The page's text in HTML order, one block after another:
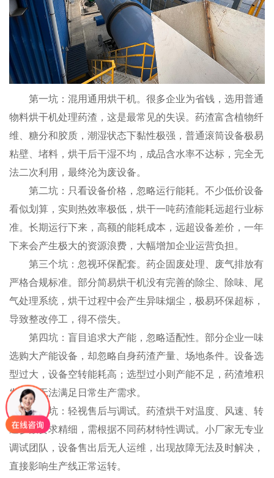
第一坑：混用通用烘干机。很多企业为省钱，选用普通
物料烘干机处理药渣，这是最常见的失误。药渣富含植物纤
维、糖分和胶质，潮湿状态下黏性极强，普通滚筒设备极易
粘壁、堵料，烘干后干湿不均，成品含水率不达标，完全无
法二次利用，最终沦为废设备。
第二坑：只看设备价格，忽略运行能耗。不少低价设备
看似划算，实则热效率极低，烘干一吨药渣能耗远超行业标
准。长期运行下来，高额的能耗成本，远超设备差价，一年
下来会产生极大的资源浪费，大幅增加企业运营负担。
第三个坑：忽视环保配套。药企固废处理、废气排放有
严格合规标准。部分简易烘干机没有完善的除尘、除味、尾
气处理系统，烘干过程中会产生异味烟尘，极易环保超标，
导致整改停工，得不偿失。
第四坑：盲目追求大产能，忽略适配性。部分企业一味
选购大产能设备，却忽略自身药渣产量、场地条件。设备选
型过大，设备空转能耗高；选型过小则产能不足，药渣堆积
发霉，无法满足日常生产需求。
第五坑：轻视售后与调试。药渣烘干对温度、风速、转
速参数要求精细，需根据不同药材特性调试。小厂家无专业
调试团队，设备售出后无人运维，出现故障无法及时解决，
直接影响生产线正常运转。